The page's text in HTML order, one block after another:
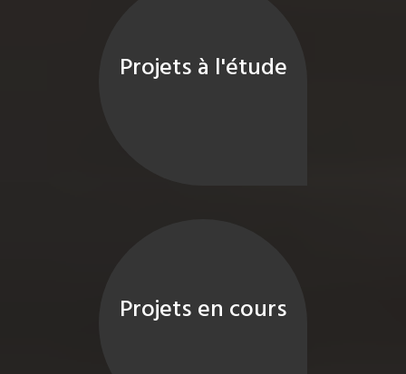
Projets à l'étude
Projets en cours